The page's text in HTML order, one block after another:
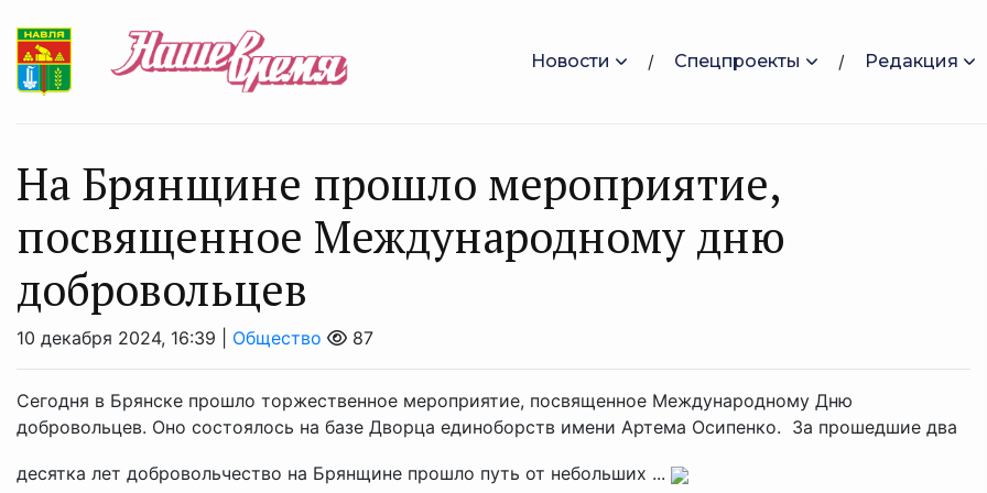
Новости Спецпроекты Редакция
На Брянщине прошло мероприятие,
посвященное Международному дню
добровольцев
10 декабря 2024, 16:39 | Общество 87
Сегодня в Брянске прошло торжественное мероприятие, посвященное Международному Дню
добровольцев. Оно состоялось на базе Дворца единоборств имени Артема Осипенко. За прошедшие два
десятка лет добровольчество на Брянщине прошло путь от небольших ...